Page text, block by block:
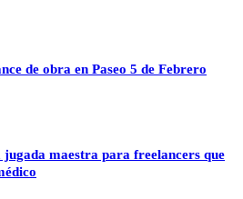
de obra en Paseo 5 de Febrero
maestra para freelancers que